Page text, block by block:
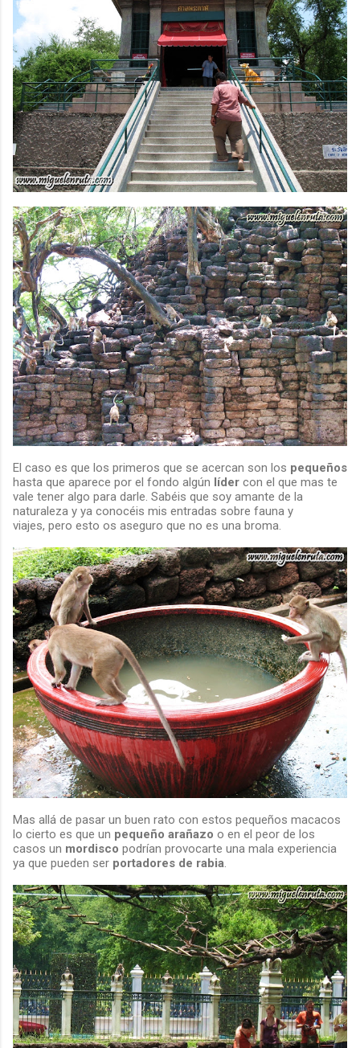
El caso es que los primeros que se acercan son los pequeños
hasta que aparece por el fondo algún líder con el que mas te
vale tener algo para darle. Sabéis que soy amante de la
naturaleza y ya conocéis mis entradas sobre fauna y
viajes, pero esto os aseguro que no es una broma.
Mas allá de pasar un buen rato con estos pequeños macacos
lo cierto es que un pequeño arañazo o en el peor de los
casos un mordisco podrían provocarte una mala experiencia
ya que pueden ser portadores de rabia.